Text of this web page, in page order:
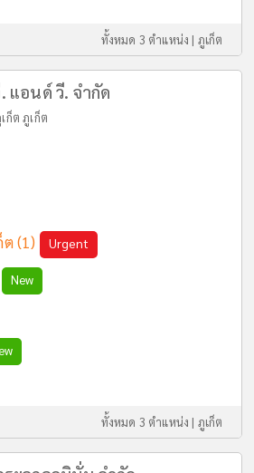
ทั้งหมด 3 ตำแหน่ง | ภูเก็ต
แอนด์ วี. จำกัด
ก็ต ภูเก็ต
ต(1) Urgent
New
ทั้งหมด 3 ตำแหน่ง | ภูเก็ต